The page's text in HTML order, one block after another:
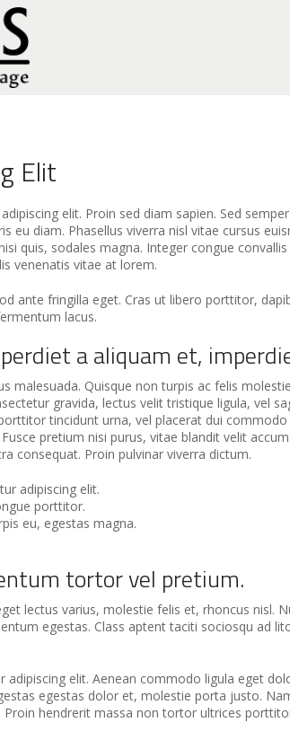
Elit
elit. Proin sed diam sapien. Sed
eu diam. Phasellus viverra nisl vitae cursus
quis, sodales magna. Integer congue
venenatis vitae at lorem.
ante fringilla eget. Cras ut libero porttitor,
lacus.
a aliquam et,
malesuada. Quisque non turpis ac felis
gravida, lectus velit tristique ligula, vel
tincidunt urna, vel placerat dui
pretium nisi purus, vitae blandit velit
consequat. Proin pulvinar viverra dictum.
adipiscing elit.
porttitor.
eu, egestas magna.
tortor vel pretium.
lectus varius, molestie felis et, rhoncus
egestas. Class aptent taciti sociosqu
elit. Aenean commodo ligula eget
egestas dolor et, molestie porta justo.
hendrerit massa non tortor ultrices